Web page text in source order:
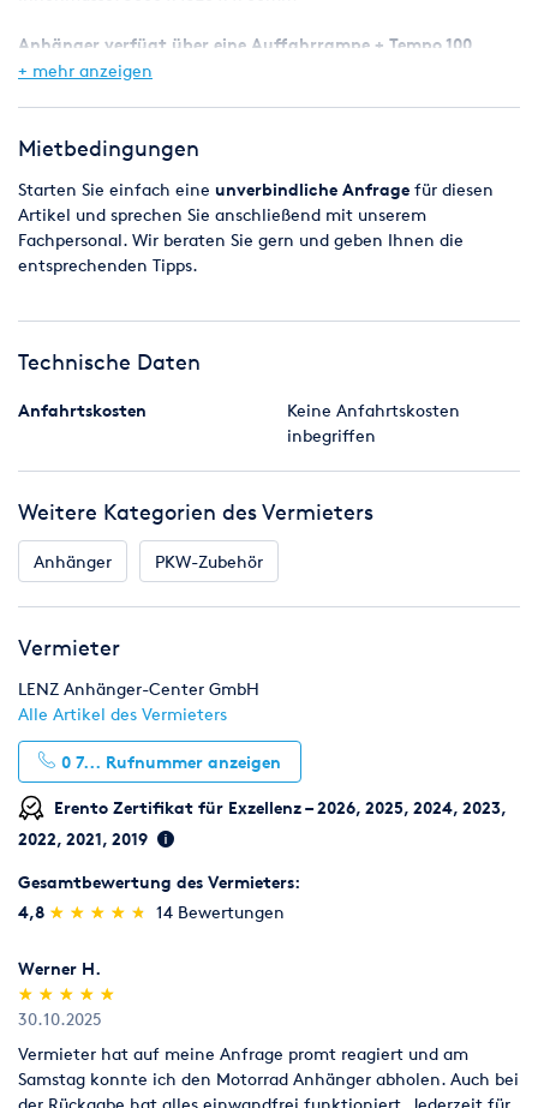
Anhänger verfügt über eine Auffahrrampe + Tempo 100
Zulassung
Verfügung.
13pol Stecker (7pol Adapter gg. Kaution)
+ mehr anzeigen
Mietbedingungen
Starten Sie einfach eine unverbindliche Anfrage für diesen
Artikel und sprechen Sie anschließend mit unserem
Fachpersonal. Wir beraten Sie gern und geben Ihnen die
entsprechenden Tipps.
Technische Daten
Anfahrtskosten
Keine Anfahrtskosten
inbegriffen
Weitere Kategorien des Vermieters
Anhänger PKW-Zubehör
Vermieter
LENZ Anhänger-Center GmbH
Alle Artikel des Vermieters
0 7... Rufnummer anzeigen
Erento Zertifikat für Exzellenz – 2026, 2025, 2024, 2023,
2022, 2021, 2019
Gesamtbewertung des Vermieters:
4,8 (*)
★
★
(*) ★
★
(*) ★
★
(*) ★
★
(*) ★
★ 14 Bewertungen
Werner H.
(*)
★
★
(*) ★
★
(*) ★
★
(*) ★
★
(*) ★
★
30.10.2025
Vermieter hat auf meine Anfrage promt reagiert und am
Samstag konnte ich den Motorrad Anhänger abholen. Auch bei
der Rückgabe hat alles einwandfrei funktioniert. Jederzeit für